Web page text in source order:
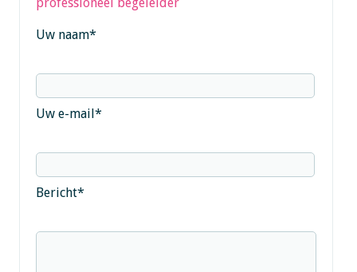
Uw naam*
Uw e-mail*
Bericht*